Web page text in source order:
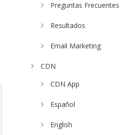
Preguntas Frecuentes
Resultados
Email Marketing
CDN
CDN App
Español
English